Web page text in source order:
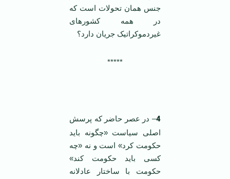
جنس همان تحولات است که
در همه کشورهای
غیردموکراتیک جریان دارد؟
*****
4– در عصر حاضر که پرسش
اصلی سیاست «چگونه باید
حکومت کرد» است و نه «چه
کسی باید حکومت کند»
حکومت با ساختار عادلانه